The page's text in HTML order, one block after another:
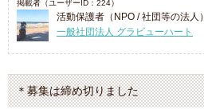
掲載者（ユーザーID：224）
活動保護者（NPO / 社団等の法人）
一般社団法人 グラビューハート
＊募集は締め切りました